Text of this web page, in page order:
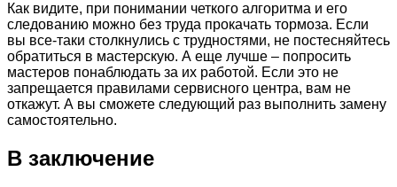
Как видите, при понимании четкого алгоритма и его
следованию можно без труда прокачать тормоза. Если
вы все-таки столкнулись с трудностями, не постесняйтесь
обратиться в мастерскую. А еще лучше – попросить
мастеров понаблюдать за их работой. Если это не
запрещается правилами сервисного центра, вам не
откажут. А вы сможете следующий раз выполнить замену
самостоятельно.
В заключение